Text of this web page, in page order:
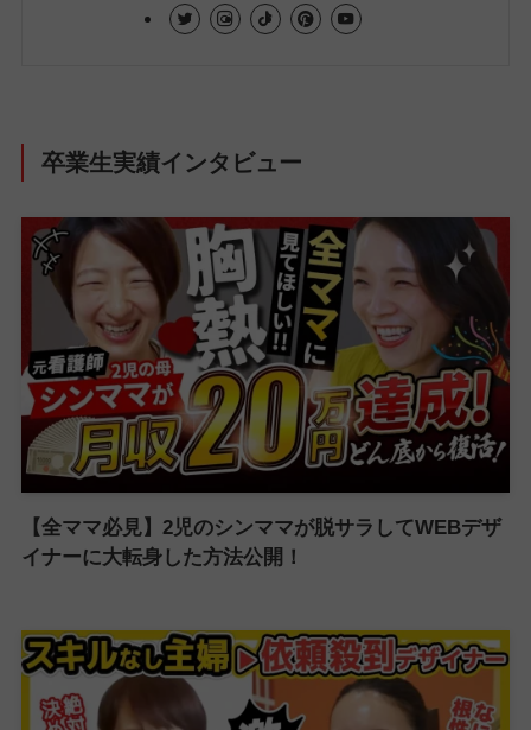
卒業生実績インタビュー
【全ママ必見】2児のシンママが脱サラしてWEBデザ
イナーに大転身した方法公開！